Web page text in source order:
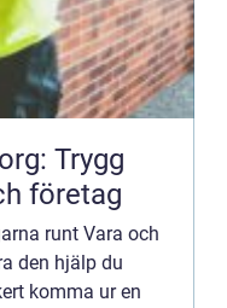
Trygg
företag
runt Vara och
den hjälp du
komma ur en